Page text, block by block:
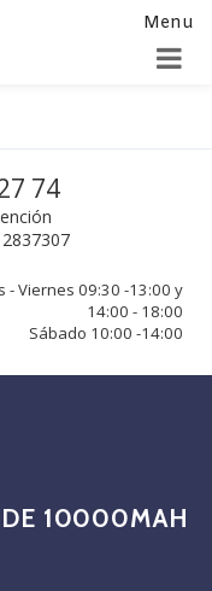
Menu
74
- Viernes 09:30 -13:00 y
14:00 - 18:00
Sábado 10:00 -14:00
DE 10000MAH